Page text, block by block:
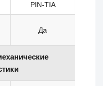
PIN-TIA
Да